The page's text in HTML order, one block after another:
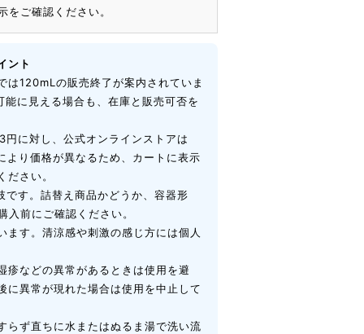
をご確認ください。
ント
は120mLの販売終了が案内されていま
に見える場合も、在庫と販売可否を
に対し、公式オンラインストアは
り価格が異なるため、カートに表示
ださい。
す。詰替え商品かどうか、容器形
前にご確認ください。
ます。清涼感や刺激の感じ方には個人
疹などの異常があるときは使用を避
に異常が現れた場合は使用を中止して
らず直ちに水またはぬるま湯で洗い流